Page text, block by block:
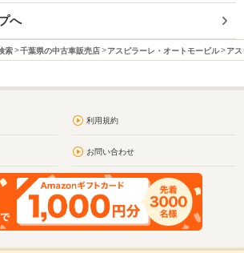
へ
索 千葉県の中古車販売店 アスピラーレ・オートモービル ア
利用規約
お問い合わせ